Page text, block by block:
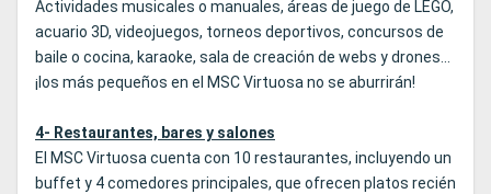
Actividades musicales o manuales, áreas de juego de LEGO,
acuario 3D, videojuegos, torneos deportivos, concursos de
baile o cocina, karaoke, sala de creación de webs y drones...
¡los más pequeños en el MSC Virtuosa no se aburrirán!
4- Restaurantes, bares y salones
El MSC Virtuosa cuenta con 10 restaurantes, incluyendo un
buffet y 4 comedores principales, que ofrecen platos recién